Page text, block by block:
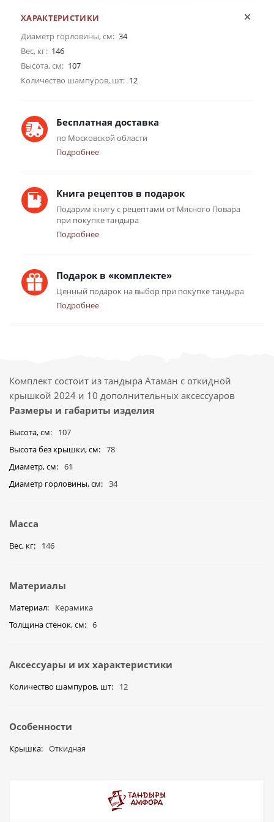
ХАРАКТЕРИСТИКИ
Диаметр горловины, см: 34
Вес, кг: 146
Высота, см: 107
Количество шампуров, шт: 12
Бесплатная доставка
по Московской области
Подробнее
Книга рецептов в подарок
Подарим книгу с рецептами от Мясного Повара
при покупке тандыра
Подробнее
Подарок в «комплекте»
Ценный подарок на выбор при покупке тандыра
Подробнее
Комплект состоит из тандыра Атаман с откидной
крышкой 2024 и 10 дополнительных аксессуаров
Размеры и габариты изделия
Высота, см
107
Высота без крышки, см
78
Диаметр, см
61
Диаметр горловины, см
34
Масса
Вес, кг 146
Материалы
Материал
Керамика
Толщина стенок, см
6
Аксессуары и их характеристики
Количество шампуров, шт 12
Особенности
Крышка Откидная